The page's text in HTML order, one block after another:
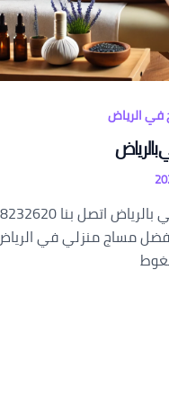
الرياض
جلسة مساج منزلي بالرياض
مساج منزلي في